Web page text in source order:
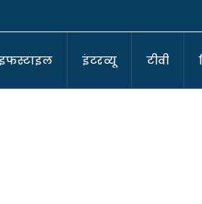
इंटरव्यू टीवी